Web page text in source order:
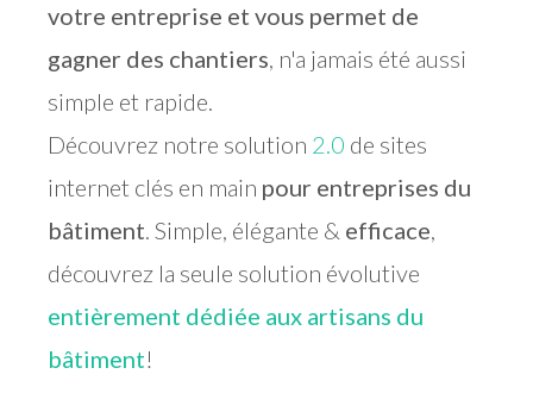
votre entreprise et vous permet de
gagner des chantiers, n'a jamais été aussi
simple et rapide.
Découvrez notre solution 2.0 de sites
internet clés en main pour entreprises du
bâtiment. Simple, élégante & efficace,
découvrez la seule solution évolutive
entièrement dédiée aux artisans du
bâtiment!